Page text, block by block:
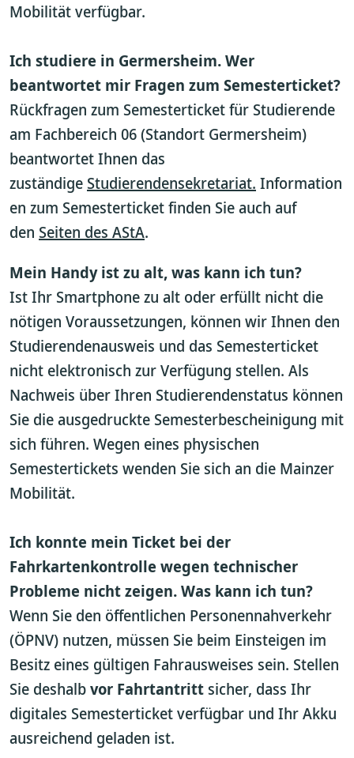
Mobilität verfügbar.
Ich studiere in Germersheim. Wer
beantwortet mir Fragen zum Semesterticket?
Rückfragen zum Semesterticket für Studierende
am Fachbereich 06 (Standort Germersheim)
beantwortet Ihnen das
zuständige Studierendensekretariat. Information
en zum Semesterticket finden Sie auch auf
den Seiten des AStA.
Mein Handy ist zu alt, was kann ich tun?
Ist Ihr Smartphone zu alt oder erfüllt nicht die
nötigen Voraussetzungen, können wir Ihnen den
Studierendenausweis und das Semesterticket
nicht elektronisch zur Verfügung stellen. Als
Nachweis über Ihren Studierendenstatus können
Sie die ausgedruckte Semesterbescheinigung mit
sich führen. Wegen eines physischen
Semestertickets wenden Sie sich an die Mainzer
Mobilität.
Ich konnte mein Ticket bei der
Fahrkartenkontrolle wegen technischer
Probleme nicht zeigen. Was kann ich tun?
Wenn Sie den öffentlichen Personennahverkehr
(ÖPNV) nutzen, müssen Sie beim Einsteigen im
Besitz eines gültigen Fahrausweises sein. Stellen
Sie deshalbvor Fahrtantrittsicher, dass Ihr
digitales Semesterticket verfügbar und Ihr Akku
ausreichend geladen ist.